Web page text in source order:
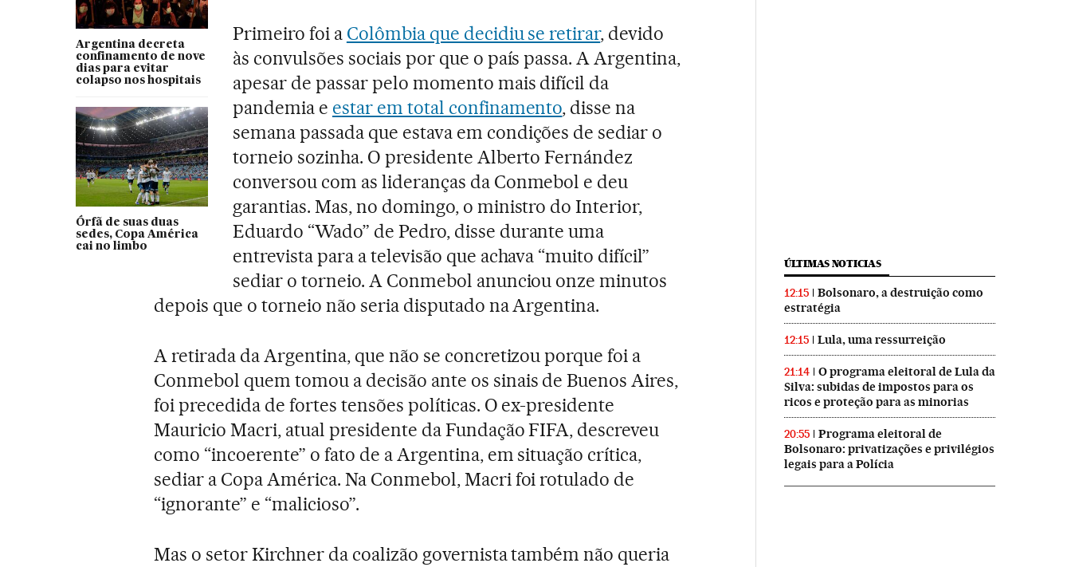
Argentina decreta
confinamento de nove
dias para evitar
colapso nos hospitais
Órfã de suas duas
sedes, Copa América
cai no limbo
Primeiro foi a Colômbia que decidiu se retirar, devido
às convulsões sociais por que o país passa. A Argentina,
apesar de passar pelo momento mais difícil da
pandemia e estar em total confinamento, disse na
semana passada que estava em condições de sediar o
torneio sozinha. O presidente Alberto Fernández
conversou com as lideranças da Conmebol e deu
garantias. Mas, no domingo, o ministro do Interior,
Eduardo “Wado” de Pedro, disse durante uma
entrevista para a televisão que achava “muito difícil”
sediar o torneio. A Conmebol anunciou onze minutos
depois que o torneio não seria disputado na Argentina.
A retirada da Argentina, que não se concretizou porque foi a
Conmebol quem tomou a decisão ante os sinais de Buenos Aires,
foi precedida de fortes tensões políticas. O ex-presidente
Mauricio Macri, atual presidente da Fundação FIFA, descreveu
como “incoerente” o fato de a Argentina, em situação crítica,
sediar a Copa América. Na Conmebol, Macri foi rotulado de
“ignorante” e “malicioso”.
Mas o setor Kirchner da coalizão governista também não queria
ÚLTIMAS NOTICIAS
12:15
Bolsonaro, a destruição como
estratégia
12:15 Lula, uma ressurreição
21:14
O programa eleitoral de Lula da
Silva: subidas de impostos para os
ricos e proteção para as minorias
20:55
Programa eleitoral de
Bolsonaro: privatizações e privilégios
legais para a Polícia